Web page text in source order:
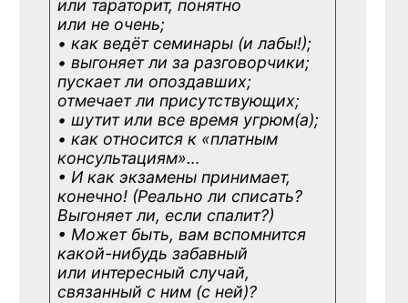
или тараторит, понятно
или не очень;
• как ведёт семинары (и лабы!);
• выгоняет ли за разговорчики;
пускает ли опоздавших;
отмечает ли присутствующих;
• шутит или все время угрюм(а);
• как относится к «платным
консультациям»…
• И как экзамены принимает,
конечно! (Реально ли списать?
Выгоняет ли, если спалит?)
• Может быть, вам вспомнится
какой-нибудь забавный
или интересный случай,
связанный с ним (с ней)?